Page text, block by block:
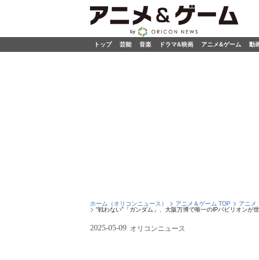
トップ 芸能 音楽 ドラマ&映画 アニメ&ゲーム 動
ホーム（オリコンニュース） アニメ＆ゲーム TOP
アニメ
“戦わない”「ガンダム」、大阪万博で唯一のIPパビリオンが
2025-05-09 オリコンニュース